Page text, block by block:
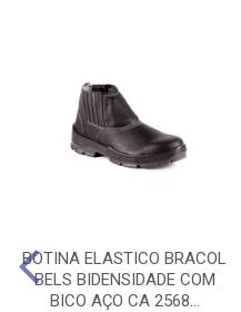
BOTINA ELASTICO BRACOL
BELS BIDENSIDADE COM
BICO AÇO CA 2568...